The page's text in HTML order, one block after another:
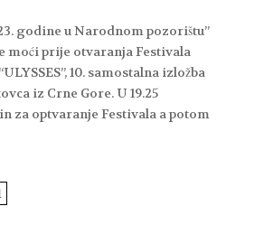
godine u Narodnom pozorištu”
moći prije otvaranja Festivala
10. samostalna izložba
iz Crne Gore. U 19.25
za optvaranje Festivala a potom